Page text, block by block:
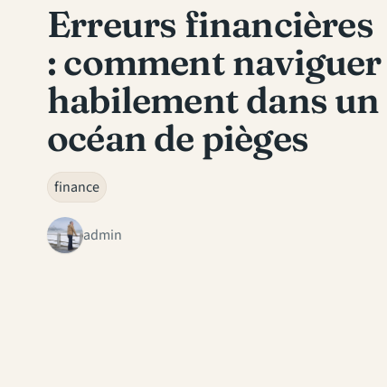
Erreurs financières
: comment naviguer
habilement dans un
océan de pièges
finance
admin